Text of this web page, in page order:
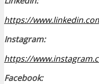
https://
Instagram:
https://
Facebook: